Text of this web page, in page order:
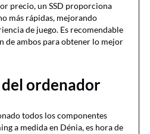
precio, un SSD proporciona
más rápidas, mejorando
de juego. Es recomendable
de ambos para obtener lo mejor
del ordenador
todos los componentes
a medida en Dénia, es hora de